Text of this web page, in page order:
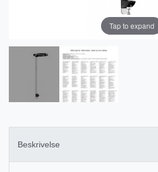
Tap to expand
Beskrivelse